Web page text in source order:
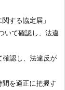
する協定届」
いて確認し、法違
確認し、法違反が
を適正に把握す